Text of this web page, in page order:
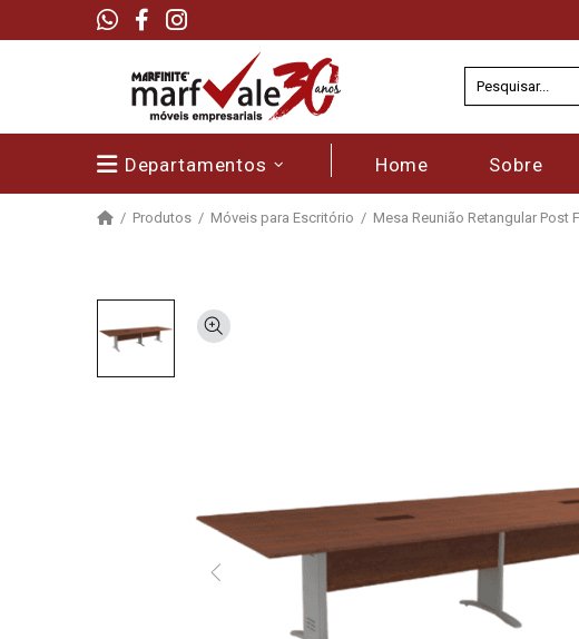
Departamentos Home Sobre
Produtos Móveis para Escritório Mesa Reunião Retangular Post